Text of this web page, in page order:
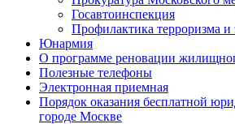
Госавтоинспекция
Профилактика терроризма и
Юнармия
О программе реновации
Полезные телефоны
Электронная приемная
Порядок оказания бесплатной
городе Москве